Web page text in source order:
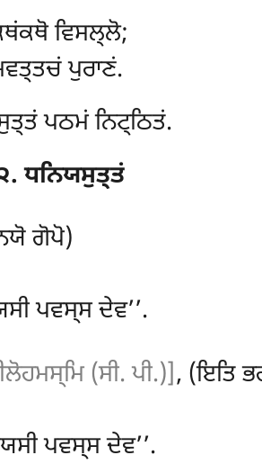
ਵਿਸਲ੍ਲੋ;
ਪੁਰਾਣਂ.
ਪਠਮਂ ਨਿਟ੍ਠਿਤਂ.
ਧਨਿਯਸੁਤ੍ਤਂ
ਗੋਪੋ)
ਪਵਸ੍ਸ ਦੇਵ’’.
(ਸੀ. ਪੀ.)], (ਇਤਿ
ਪਵਸ੍ਸ ਦੇਵ’’.